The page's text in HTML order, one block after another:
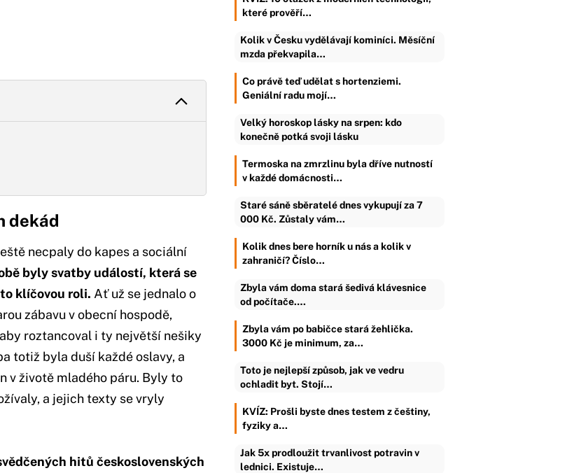
dekád
necpaly do kapes a sociální
byly svatby událostí, která se
klíčovou roli. Ať už se jednalo o
zábavu v obecní hospodě,
roztancoval i ty největší nešiky
totiž byla duší každé oslavy, a
v životě mladého páru. Byly to
a jejich texty se vryly
hitů československých
které prověří…
Kolik v Česku vydělávají kominíci. Měsíční
mzda překvapila…
Co právě teď udělat s hortenziemi.
Geniální radu mojí…
Velký horoskop lásky na srpen: kdo
konečně potká svoji lásku
Termoska na zmrzlinu byla dříve nutností
v každé domácnosti…
Staré sáně sběratelé dnes vykupují za 7
000 Kč. Zůstaly vám…
Kolik dnes bere horník u nás a kolik v
zahraničí? Číslo…
Zbyla vám doma stará šedivá klávesnice
od počítače.…
Zbyla vám po babičce stará žehlička.
3000 Kč je minimum, za…
Toto je nejlepší způsob, jak ve vedru
ochladit byt. Stojí…
KVÍZ: Prošli byste dnes testem z češtiny,
fyziky a…
Jak 5x prodloužit trvanlivost potravin v
lednici. Existuje…